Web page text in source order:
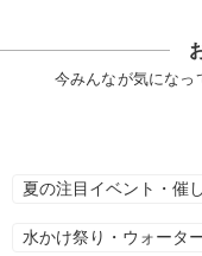
今みんなが気になっ
夏の注目イベント・催
水かけ祭り・ウォータ